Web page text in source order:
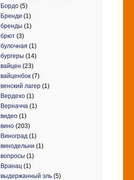
Бордо (5)
Бренди (1)
бренды (1)
брют (3)
булочная (1)
бургеры (14)
вайцен (23)
вайценбок (7)
венский лагер (1)
Вердехо (1)
Верначча (1)
видео (1)
вино (203)
Виноград (1)
винодельни (1)
вопросы (1)
Вранац (1)
выдержанный эль (5)